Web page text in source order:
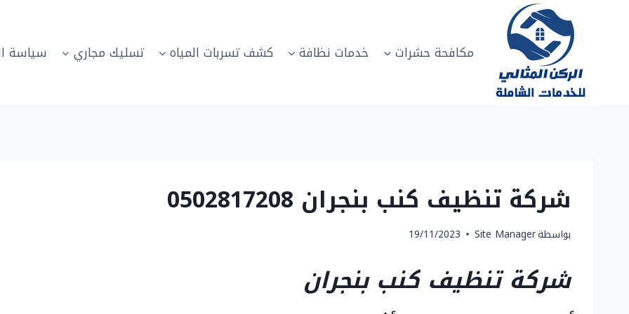
مكافحة حشرات خدمات نظافة كشف تسربات المياه تسليك مجاري سياسة
شركة تنظيف كنب بنجران 0502817208
بواسطةSite Manager
19/11/2023
شركة تنظيف كنب بنجران